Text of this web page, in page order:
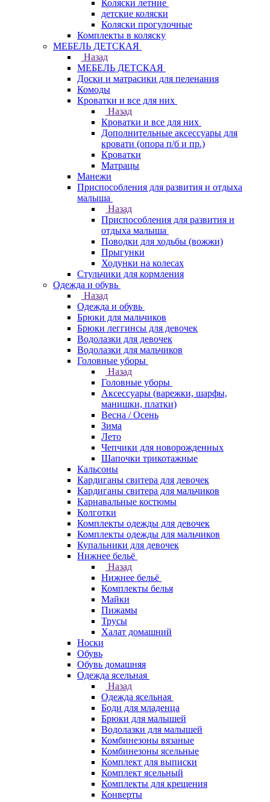
Коляски летние
детские коляски
Коляски прогулочные
Комплекты в коляску
МЕБЕЛЬ ДЕТСКАЯ
Назад
МЕБЕЛЬ ДЕТСКАЯ
Доски и матрасики для пеленания
Комоды
Кроватки и все для них
Назад
Кроватки и все для них
Дополнительные аксессуары для
кровати (опора п/б и пр.)
Кроватки
Матрацы
Манежи
Приспособления для развития и отдыха
малыша
Назад
Приспособления для развития и
отдыха малыша
Поводки для ходьбы (вожжи)
Прыгунки
Ходунки на колесах
Стульчики для кормления
Одежда и обувь
Назад
Одежда и обувь
Брюки для мальчиков
Брюки леггинсы для девочек
Водолазки для девочек
Водолазки для мальчиков
Головные уборы
Назад
Головные уборы
Аксессуары (варежки, шарфы,
манишки, платки)
Весна / Осень
Зима
Лето
Чепчики для новорожденных
Шапочки трикотажные
Кальсоны
Кардиганы свитера для девочек
Кардиганы свитера для мальчиков
Карнавальные костюмы
Колготки
Комплекты одежды для девочек
Комплекты одежды для мальчиков
Купальники для девочек
Нижнее бельё
Назад
Нижнее бельё
Комплекты белья
Майки
Пижамы
Трусы
Халат домашний
Носки
Обувь
Обувь домашняя
Одежда ясельная
Назад
Одежда ясельная
Боди для младенца
Брюки для малышей
Водолазки для малышей
Комбинезоны вязаные
Комбинезоны ясельные
Комплект для выписки
Комплект ясельный
Комплекты для крещения
Конверты